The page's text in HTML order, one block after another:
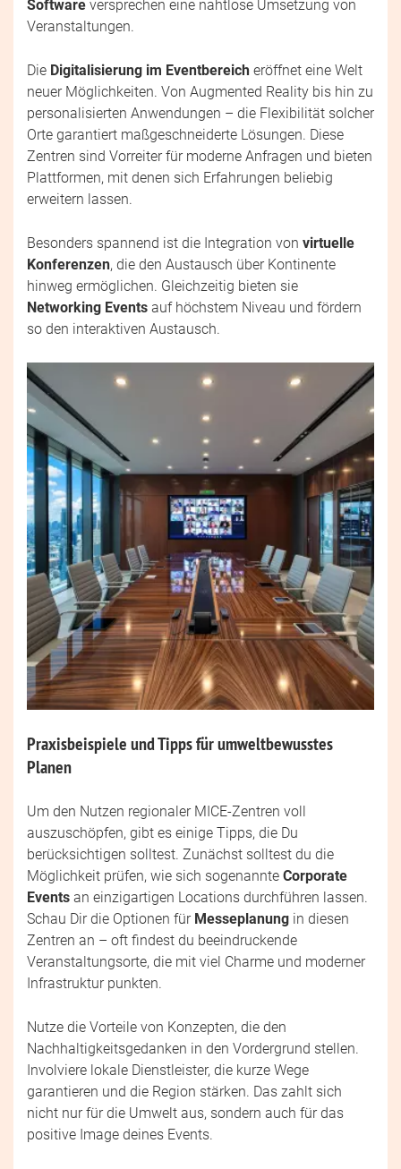
Software versprechen eine nahtlose Umsetzung von
Veranstaltungen.
Die Digitalisierung im Eventbereich eröffnet eine Welt
neuer Möglichkeiten. Von Augmented Reality bis hin zu
personalisierten Anwendungen – die Flexibilität solcher
Orte garantiert maßgeschneiderte Lösungen. Diese
Zentren sind Vorreiter für moderne Anfragen und bieten
Plattformen, mit denen sich Erfahrungen beliebig
erweitern lassen.
Besonders spannend ist die Integration von virtuelle
Konferenzen, die den Austausch über Kontinente
hinweg ermöglichen. Gleichzeitig bieten sie
Networking Events auf höchstem Niveau und fördern
so den interaktiven Austausch.
Praxisbeispiele und Tipps für umweltbewusstes
Planen
Um den Nutzen regionaler MICE-Zentren voll
auszuschöpfen, gibt es einige Tipps, die Du
berücksichtigen solltest. Zunächst solltest du die
Möglichkeit prüfen, wie sich sogenannte Corporate
Events an einzigartigen Locations durchführen lassen.
Schau Dir die Optionen für Messeplanung in diesen
Zentren an – oft findest du beeindruckende
Veranstaltungsorte, die mit viel Charme und moderner
Infrastruktur punkten.
Nutze die Vorteile von Konzepten, die den
Nachhaltigkeitsgedanken in den Vordergrund stellen.
Involviere lokale Dienstleister, die kurze Wege
garantieren und die Region stärken. Das zahlt sich
nicht nur für die Umwelt aus, sondern auch für das
positive Image deines Events.